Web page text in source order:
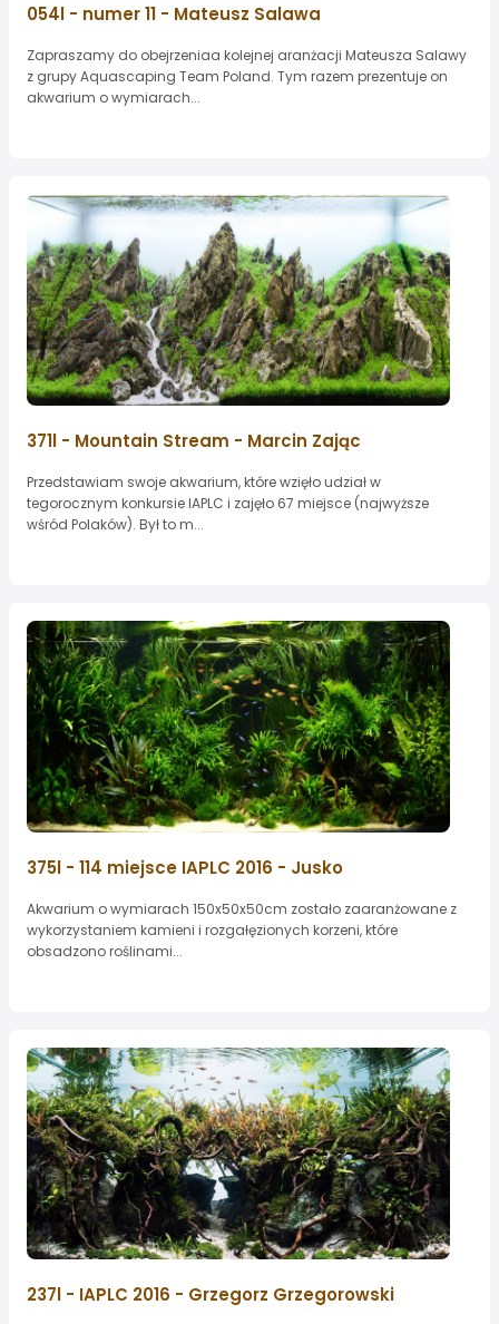
054l - numer 11 - Mateusz Salawa
Zapraszamy do obejrzeniaa kolejnej aranżacji Mateusza Salawy
z grupy Aquascaping Team Poland. Tym razem prezentuje on
akwarium o wymiarach...
371l - Mountain Stream - Marcin Zając
Przedstawiam swoje akwarium, które wzięło udział w
tegorocznym konkursie IAPLC i zajęło 67 miejsce (najwyższe
wśród Polaków). Był to m...
375l - 114 miejsce IAPLC 2016 - Jusko
Akwarium o wymiarach 150x50x50cm zostało zaaranżowane z
wykorzystaniem kamieni i rozgałęzionych korzeni, które
obsadzono roślinami...
237l - IAPLC 2016 - Grzegorz Grzegorowski